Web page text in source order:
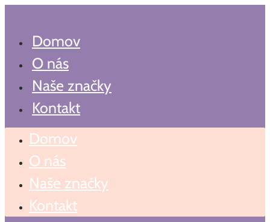
Preskočiť
Domov
O nás
Naše značky
Kontakt
Domov
O nás
Naše značky
Kontakt
Search